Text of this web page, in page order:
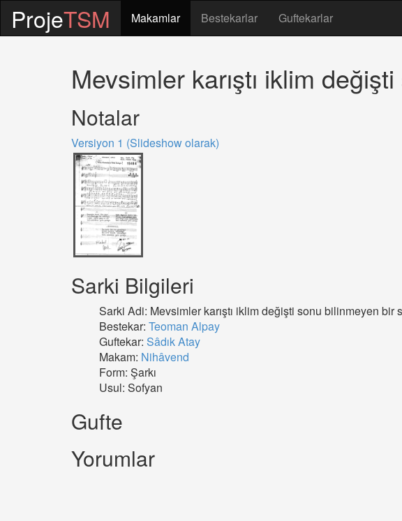
ProjeTSM Makamlar Bestekarlar Guftekarlar
Mevsimler karıştı iklim
Notalar
Versiyon 1 (Slideshow olarak)
Sarki Bilgileri
Sarki Adi: Mevsimler karıştı iklim değişti sonu bilinmeyen bir
Bestekar: Teoman Alpay
Guftekar: Sâdık Atay
Makam: Nihâvend
Form: Şarkı
Usul: Sofyan
Gufte
Yorumlar